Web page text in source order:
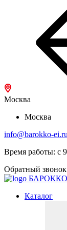
Москва
Москва
info@barokko-ei.ru
Время работы: с
Обратный звонок
Каталог